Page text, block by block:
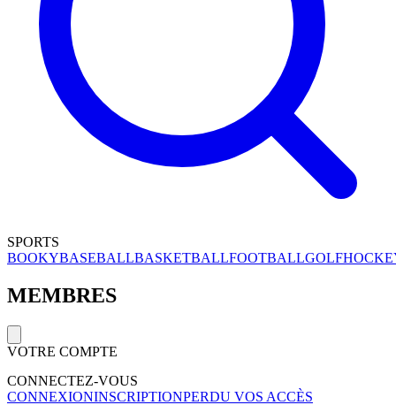
SPORTS
BOOKYBASEBALLBASKETBALLFOOTBALLGOLF
MEMBRES
VOTRE COMPTE
CONNECTEZ-VOUS
CONNEXIONINSCRIPTIONPERDU VOS ACCÈS